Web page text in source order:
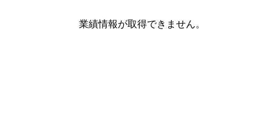
業績情報が取得できません。